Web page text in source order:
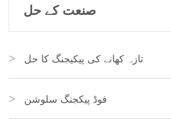
صنعت کے حل
تازہ کھانے کی پیکیجنگ کا حل
فوڈ پیکجنگ سلوشن